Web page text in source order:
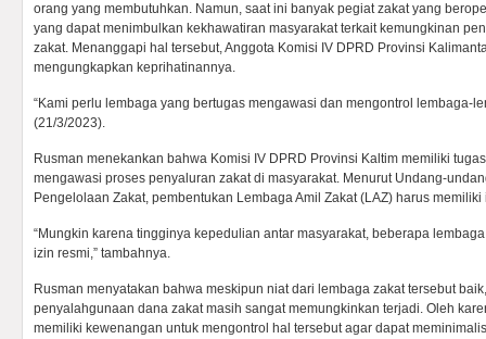
orang yang membutuhkan. Namun, saat ini banyak pegiat zakat yang
yang dapat menimbulkan kekhawatiran masyarakat terkait kemungkinan
zakat. Menanggapi hal tersebut, Anggota Komisi IV DPRD Provinsi
mengungkapkan keprihatinannya.
“Kami perlu lembaga yang bertugas mengawasi dan mengontrol lembaga-
(21/3/2023).
Rusman menekankan bahwa Komisi IV DPRD Provinsi Kaltim memiliki
mengawasi proses penyaluran zakat di masyarakat. Menurut Undang-
Pengelolaan Zakat, pembentukan Lembaga Amil Zakat (LAZ) harus memiliki
“Mungkin karena tingginya kepedulian antar masyarakat, beberapa
izin resmi,” tambahnya.
Rusman menyatakan bahwa meskipun niat dari lembaga zakat tersebut
penyalahgunaan dana zakat masih sangat memungkinkan terjadi. Oleh
memiliki kewenangan untuk mengontrol hal tersebut agar dapat